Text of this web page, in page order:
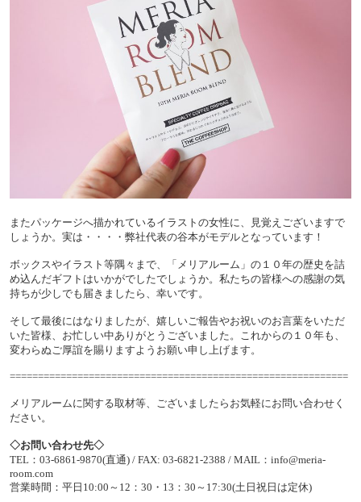
またパッケージへ描かれているイラストの女性に、見覚えございますで
しょうか。実は・・・・弊社代表の谷本がモデルとなっています！
ボックスやイラスト等隅々まで、「メリアルーム」の１０年の歴史を詰
め込んだギフトはいかがでしたでしょうか。私たちの皆様への感謝の気
持ちが少しでも届きましたら、幸いです。
そして最後にはなりましたが、嬉しいご報告やお祝いのお言葉をいただ
いた皆様、お忙しい中ありがとうございました。これからの１０年も、
変わらぬご厚誼を賜りますようお願い申し上げます。
============================================================
メリアルームに関する取材等、ございましたらお気軽にお問い合わせく
ださい。
◇お問い合わせ先◇
TEL：03-6861-9870(直通) / FAX: 03-6821-2388 / MAIL：info@meria-
room.com
営業時間：平日10:00～12：30・13：30～17:30(土日祝日は定休)